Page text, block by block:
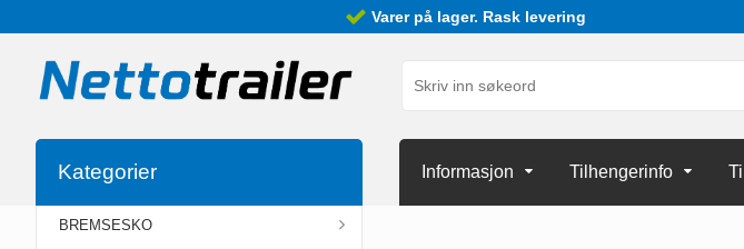
Varer på lager. Rask levering
Informasjon Tilhengerinfo
Kategorier
BREMSESKO